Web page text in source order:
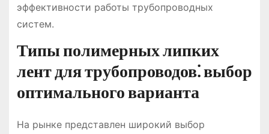
эффективности работы трубопроводных
систем.
Типы полимерных липких
лент для трубопроводов⁚ выбор
оптимального варианта
На рынке представлен широкий выбор